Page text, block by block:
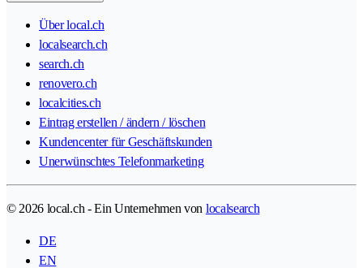
Über local.ch
localsearch.ch
search.ch
renovero.ch
localcities.ch
Eintrag erstellen / ändern / löschen
Kundencenter für Geschäftskunden
Unerwünschtes Telefonmarketing
© 2026 local.ch - Ein Unternehmen von localsearch
DE
EN